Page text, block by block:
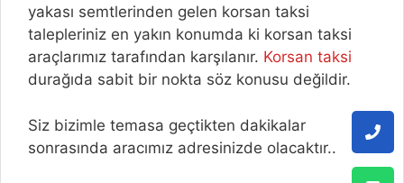
yakası semtlerinden gelen korsan taksi
talepleriniz en yakın konumda ki korsan taksi
araçlarımız tarafından karşılanır. Korsan taksi
durağıda sabit bir nokta söz konusu değildir.
Siz bizimle temasa geçtikten dakikalar
sonrasında aracımız adresinizde olacaktır..